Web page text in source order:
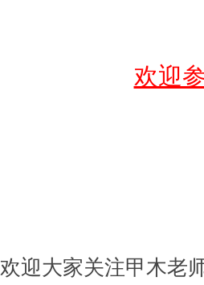
欢迎
欢迎大家关注甲木老